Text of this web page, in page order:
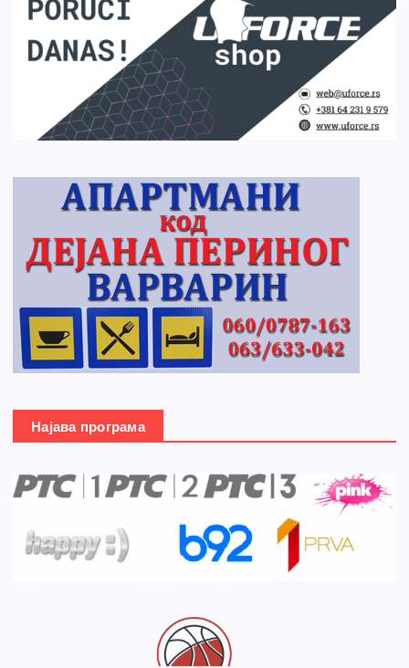
Најава програма